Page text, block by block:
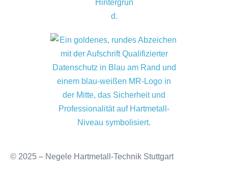
© 2025 – Negele Hartmetall-Technik Stuttgart